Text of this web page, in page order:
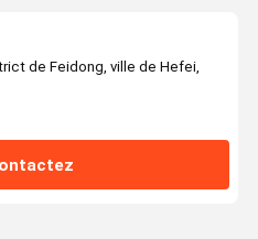
de Feidong, ville de Hefei,